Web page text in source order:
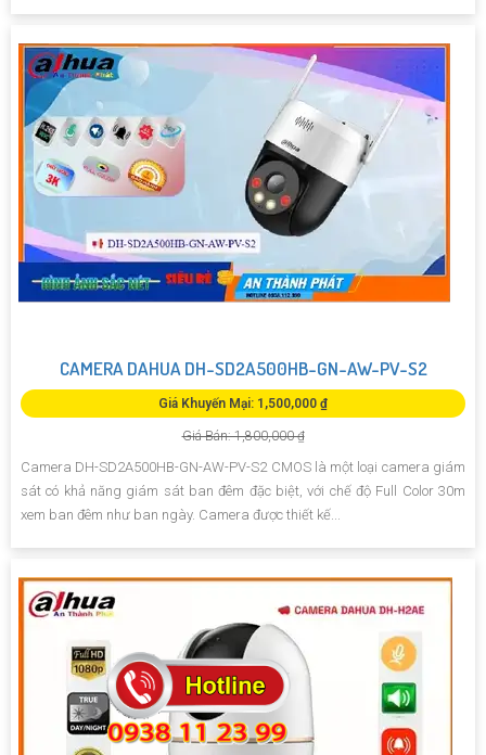
CAMERA DAHUA DH-SD2A500HB-GN-AW-PV-S2
Giá Khuyến Mại: 1,500,000 ₫
Giá Bán: 1,800,000 ₫
Camera DH-SD2A500HB-GN-AW-PV-S2 CMOS là một loại camera giám
sát có khả năng giám sát ban đêm đặc biệt, với chế độ Full Color 30m
xem ban đêm như ban ngày. Camera được thiết kế...